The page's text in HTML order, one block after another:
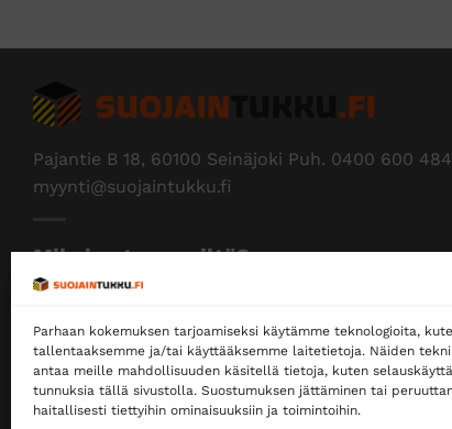
Parhaan kokemuksen tarjoamiseksi käytämme teknologioita,
tallentaaksemme ja/tai käyttääksemme laitetietoja. Näiden
antaa meille mahdollisuuden käsitellä tietoja, kuten
tunnuksia tällä sivustolla. Suostumuksen jättäminen tai
haitallisesti tiettyihin ominaisuuksiin ja toimintoihin.
Pajantie B 18, 60100 Seinäjoki Puh. 0400 600 484
myynti@suojaintukku.fi
Miksi ostaa meiltä?
Ostaminen ei edellytä rekisteröitymistä
Ilmainen toimitus noutopisteeseen yli 200 €
tilauksille!